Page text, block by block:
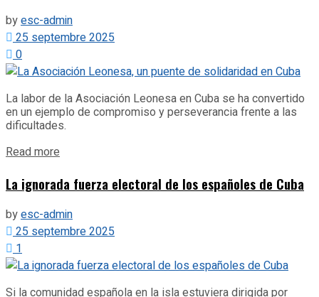
byesc-admin
25 septembre 2025
0
La labor de la Asociación Leonesa en Cuba se ha convertido
en un ejemplo de compromiso y perseverancia frente a las
dificultades.
Read more
La ignorada fuerza electoral de los españoles de Cuba
byesc-admin
25 septembre 2025
1
Si la comunidad española en la isla estuviera dirigida por